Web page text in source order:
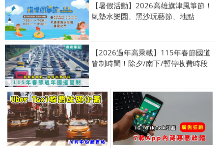
【暑假活動】2026高雄旗津風箏節！
氣墊水樂園、黑沙玩藝節、地點
【2026過年高乘載】115年春節國道
管制時間！除夕/南下/暫停收費時段